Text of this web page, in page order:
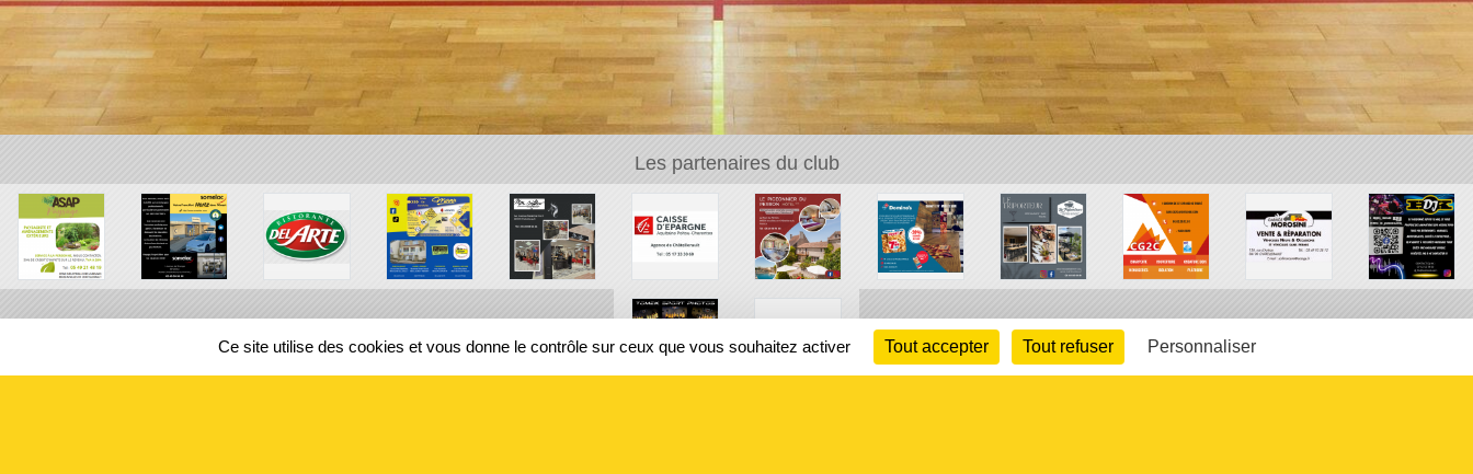
Les partenaires du club
Ce site utilise des cookies et vous donne le contrôle sur ceux que vous souhaitez activer Tout accepter Tout refuser Personnaliser